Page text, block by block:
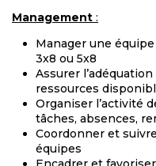
Management :
Manager une
3x8 ou 5x8
Assurer
ressources
Organiser l’activité
tâches, absences,
Coordonner et
équipes